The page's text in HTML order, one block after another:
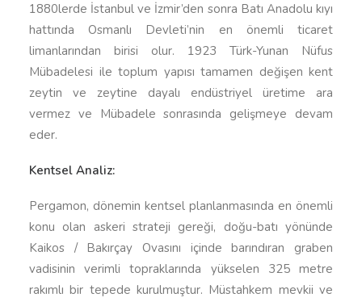
1880lerde İstanbul ve İzmir’den sonra Batı Anadolu kıyı
hattında Osmanlı Devleti’nin en önemli ticaret
limanlarından birisi olur. 1923 Türk-Yunan Nüfus
Mübadelesi ile toplum yapısı tamamen değişen kent
zeytin ve zeytine dayalı endüstriyel üretime ara
vermez ve Mübadele sonrasında gelişmeye devam
eder.
Kentsel Analiz:
Pergamon, dönemin kentsel planlanmasında en önemli
konu olan askeri strateji gereği, doğu-batı yönünde
Kaikos / Bakırçay Ovasını içinde barındıran graben
vadisinin verimli topraklarında yükselen 325 metre
rakımlı bir tepede kurulmuştur. Müstahkem mevkii ve